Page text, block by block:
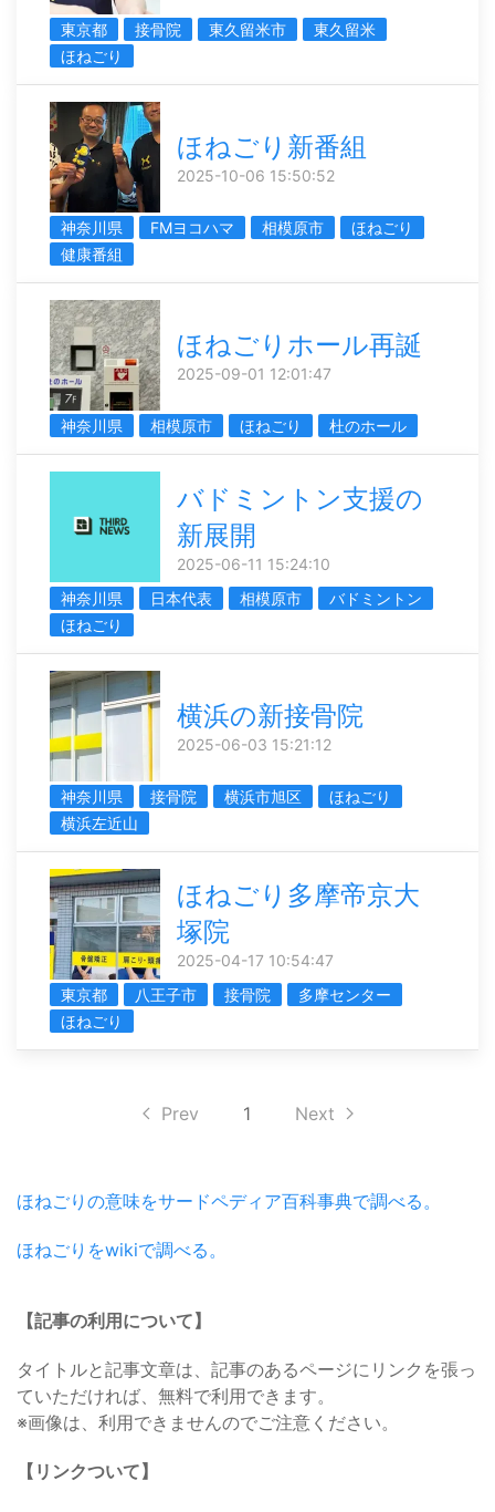
東京都 接骨院 東久留米市
東久留米
ほねごり
ほねごり新番組
2025-10-06 15:50:52
神奈川県 FMヨコハマ 相模原市
ほねごり
健康番組
ほねごりホール再誕
2025-09-01 12:01:47
神奈川県 相模原市 ほねごり 杜のホール
バドミントン支援の
新展開
2025-06-11 15:24:10
神奈川県
日本代表 相模原市
バドミントン
ほねごり
横浜の新接骨院
2025-06-03 15:21:12
神奈川県 接骨院 横浜市旭区
ほねごり
横浜左近山
ほねごり多摩帝京大
塚院
2025-04-17 10:54:47
東京都
八王子市 接骨院
多摩センター
ほねごり
Prev 1 Next
ほねごりの意味をサードペディア百科事典で調べる。
ほねごりをwikiで調べる。
【記事の利用について】
タイトルと記事文章は、記事のあるページにリンクを張っ
ていただければ、無料で利用できます。
※画像は、利用できませんのでご注意ください。
【リンクついて】